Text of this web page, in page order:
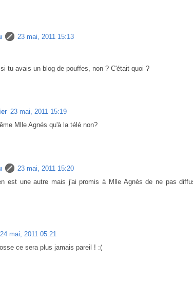
23 mai, 2011 15:13
tu avais un blog de pouffes, non ? C'était quoi ?
23 mai, 2011 15:19
Mlle Agnés qu'à la télé non?
23 mai, 2011 15:20
est une autre mais j'ai promis à Mlle Agnès de ne pas
24 mai, 2011 05:21
ce sera plus jamais pareil ! :(